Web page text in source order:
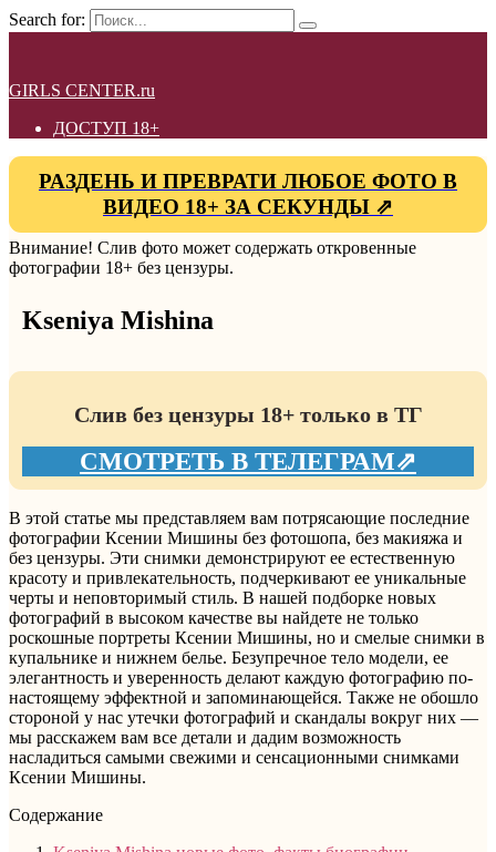
Search for:
GIRLS CENTER.ru
ДОСТУП 18+
РАЗДЕНЬ И ПРЕВРАТИ ЛЮБОЕ ФОТО В
ВИДЕО 18+ ЗА СЕКУНДЫ ⇗
Внимание! Слив фото может содержать откровенные
фотографии 18+ без цензуры.
Kseniya Mishina
Слив без цензуры 18+ только в ТГ
СМОТРЕТЬ В ТЕЛЕГРАМ⇗
В этой статье мы представляем вам потрясающие последние
фотографии Ксении Мишины без фотошопа, без макияжа и
без цензуры. Эти снимки демонстрируют ее естественную
красоту и привлекательность, подчеркивают ее уникальные
черты и неповторимый стиль. В нашей подборке новых
фотографий в высоком качестве вы найдете не только
роскошные портреты Ксении Мишины, но и смелые снимки в
купальнике и нижнем белье. Безупречное тело модели, ее
элегантность и уверенность делают каждую фотографию по-
настоящему эффектной и запоминающейся. Также не обошло
стороной у нас утечки фотографий и скандалы вокруг них —
мы расскажем вам все детали и дадим возможность
насладиться самыми свежими и сенсационными снимками
Ксении Мишины.
Содержание